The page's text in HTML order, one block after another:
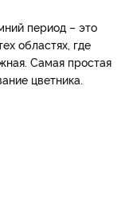
период – это
областях, где
Самая простая
цветника.